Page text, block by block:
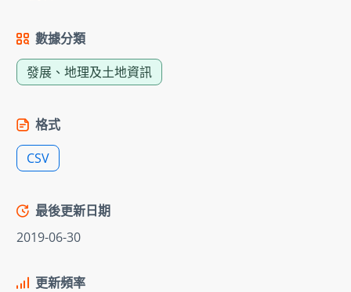
數據分類
發展、地理及土地資訊
格式
CSV
最後更新日期
2019-06-30
更新頻率